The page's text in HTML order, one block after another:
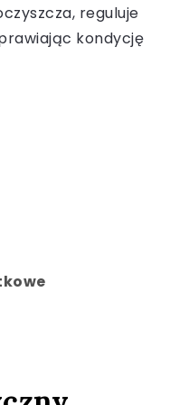
reguluje
kondycję